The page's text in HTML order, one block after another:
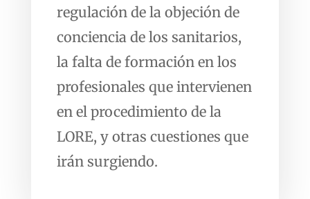
regulación de la objeción de
conciencia de los sanitarios,
la falta de formación en los
profesionales que intervienen
en el procedimiento de la
LORE, y otras cuestiones que
irán surgiendo.